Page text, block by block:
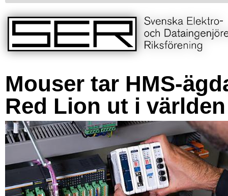
Mouser tar HMS-
Red Lion ut i världen